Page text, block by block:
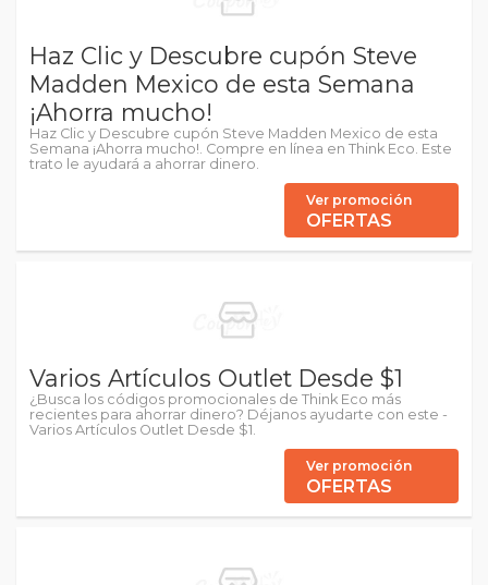
Haz Clic y Descubre cupón Steve
Madden Mexico de esta Semana
¡Ahorra mucho!
Haz Clic y Descubre cupón Steve Madden Mexico de esta
Semana ¡Ahorra mucho!. Compre en línea en Think Eco. Este
trato le ayudará a ahorrar dinero.
Ver promoción
OFERTAS
Varios Artículos Outlet Desde $1
¿Busca los códigos promocionales de Think Eco más
recientes para ahorrar dinero? Déjanos ayudarte con este -
Varios Artículos Outlet Desde $1.
Ver promoción
OFERTAS